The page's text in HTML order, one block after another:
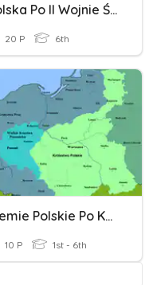
Polska Po II Wojnie Św.
20 P 6th
Ziemie Polskie Po Kongresie Wiedeńskim
10 P 1st - 6th